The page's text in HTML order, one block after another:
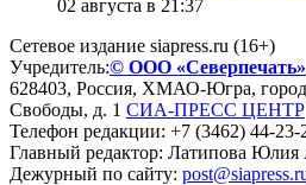
02 августа в 21:37
Сетевое издание siapress.ru (16+)
Учредитель:© ООО «Северпечать»
628403, Россия, ХМАО-Югра, город
Свободы, д. 1 СИА-ПРЕСС ЦЕНТР
Телефон редакции: +7 (3462) 44-23-
Главный редактор: Латипова Юлия
Дежурный по сайту: